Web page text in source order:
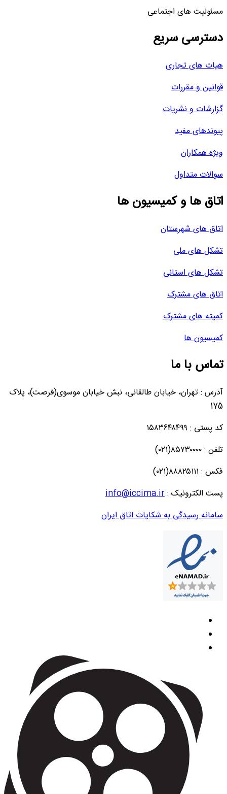
مسئولیت های اجتماعی
دسترسی سریع
هیات های تجاری
قوانین و مقررات
گزارشات و نشریات
پیوندهای مفید
ویژه همکاران
سوالات متداول
اتاق ها و کمیسیون ها
اتاق های شهرستان
تشکل های ملی
تشکل های استانی
اتاق های مشترک
کمیته های مشترک
کمیسیون ها
تماس با ما
آدرس : تهران، خیابان طالقانی، نبش خیابان موسوی(فرصت)، پلاک
175
کد پستی : ۱۵۸۳۶۴۸۴۹۹
تلفن : ۸۵۷۳۰۰۰۰(۰۲۱)
فکس : ۸۸۸۲۵۱۱۱(۰۲۱)
پست الکترونیک :info@iccima.ir
سامانه رسیدگی به شکایات اتاق ایران